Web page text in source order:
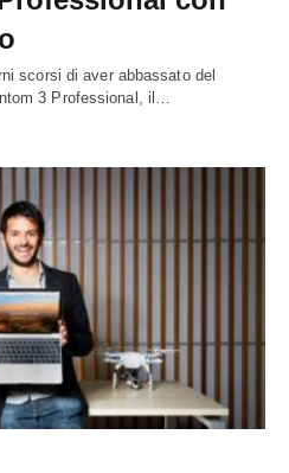
scorsi di aver abbassato del
3 Professional, il…